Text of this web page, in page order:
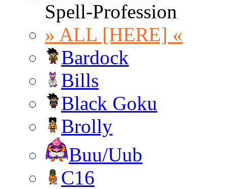
Spell-Profession
» ALL [HERE] «
Bardock
Bills
Black Goku
Brolly
Buu/Uub
C16